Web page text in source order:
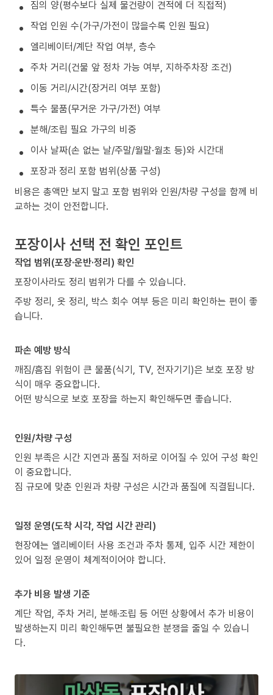
짐의 양(평수보다 실제 물건량이 견적에 더 직접적)
작업 인원 수(가구/가전이 많을수록 인원 필요)
엘리베이터/계단 작업 여부, 층수
주차 거리(건물 앞 정차 가능 여부, 지하주차장 조건)
이동 거리/시간(장거리 여부 포함)
특수 물품(무거운 가구/가전) 여부
분해/조립 필요 가구의 비중
이사 날짜(손 없는 날/주말/월말·월초 등)와 시간대
포장과 정리 포함 범위(상품 구성)
비용은 총액만 보지 말고 포함 범위와 인원/차량 구성을 함께 비
교하는 것이 안전합니다.
포장이사 선택 전 확인 포인트
작업 범위(포장·운반·정리) 확인
포장이사라도 정리 범위가 다를 수 있습니다.
주방 정리, 옷 정리, 박스 회수 여부 등은 미리 확인하는 편이 좋
습니다.
파손 예방 방식
깨짐/흠집 위험이 큰 물품(식기, TV, 전자기기)은 보호 포장 방
식이 매우 중요합니다.
어떤 방식으로 보호 포장을 하는지 확인해두면 좋습니다.
인원/차량 구성
인원 부족은 시간 지연과 품질 저하로 이어질 수 있어 구성 확인
이 중요합니다.
짐 규모에 맞춘 인원과 차량 구성은 시간과 품질에 직결됩니다.
일정 운영(도착 시각, 작업 시간 관리)
현장에는 엘리베이터 사용 조건과 주차 통제, 입주 시간 제한이
있어 일정 운영이 체계적이어야 합니다.
추가 비용 발생 기준
계단 작업, 주차 거리, 분해·조립 등 어떤 상황에서 추가 비용이
발생하는지 미리 확인해두면 불필요한 분쟁을 줄일 수 있습니
다.